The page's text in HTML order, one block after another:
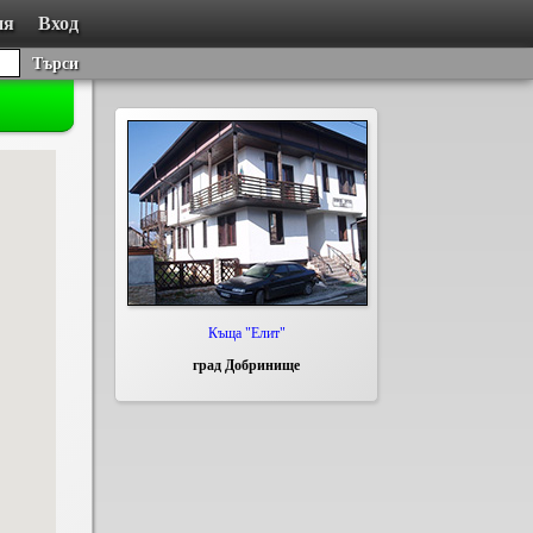
Вход
Търси
Къща "Елит"
град Добринище